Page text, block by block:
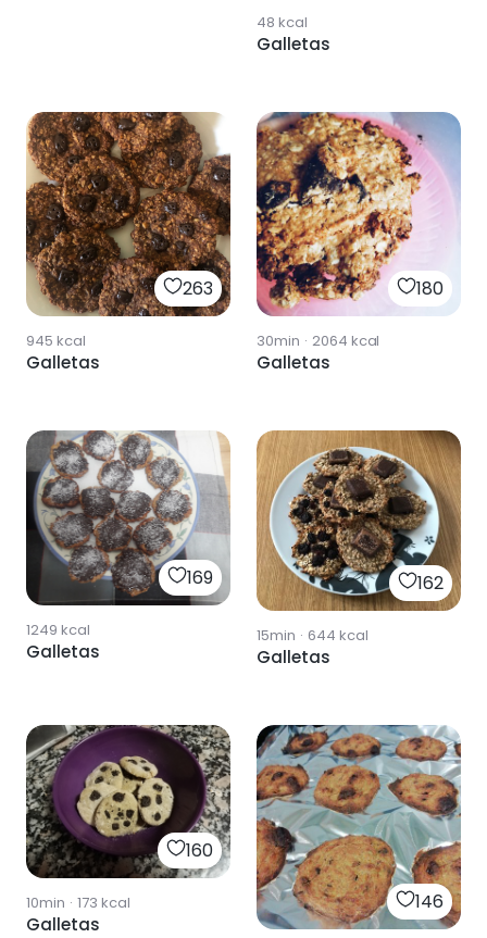
48 kcal
Galletas
263
945 kcal
Galletas
180
30min · 2064 kcal
Galletas
169
1249 kcal
Galletas
162
15min · 644 kcal
Galletas
160
10min · 173 kcal
Galletas
146